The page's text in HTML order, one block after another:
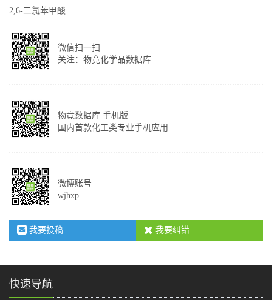
2,6-二氯苯甲酸
微信扫一扫
关注：物竞化学品数据库
物竟数据库 手机版
国内首款化工类专业手机应用
微博账号
wjhxp
我要投稿 我要纠错
快速导航